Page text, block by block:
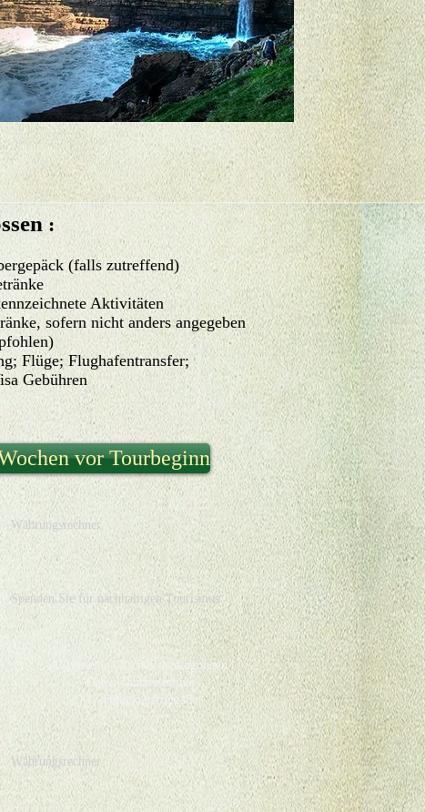
:
(falls zutreffend)
Aktivitäten
sofern nicht anders angegeben
Flüge; Flughafentransfer;
Gebühren
vor Tourbeginn
Währungsrechner
Spenden Sie für nachhaltigen Tourismus
Allgemeine Geschäftsbedingungen |
Datenschutzrichtlinie
L -Fähigkeitsfreigabe
Währungsrechner